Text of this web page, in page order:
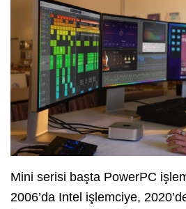
Mini serisi başta PowerPC
2006’da Intel işlemciye,